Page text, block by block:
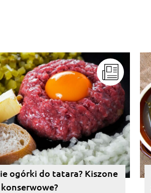
ogórki do tatara? Kiszone